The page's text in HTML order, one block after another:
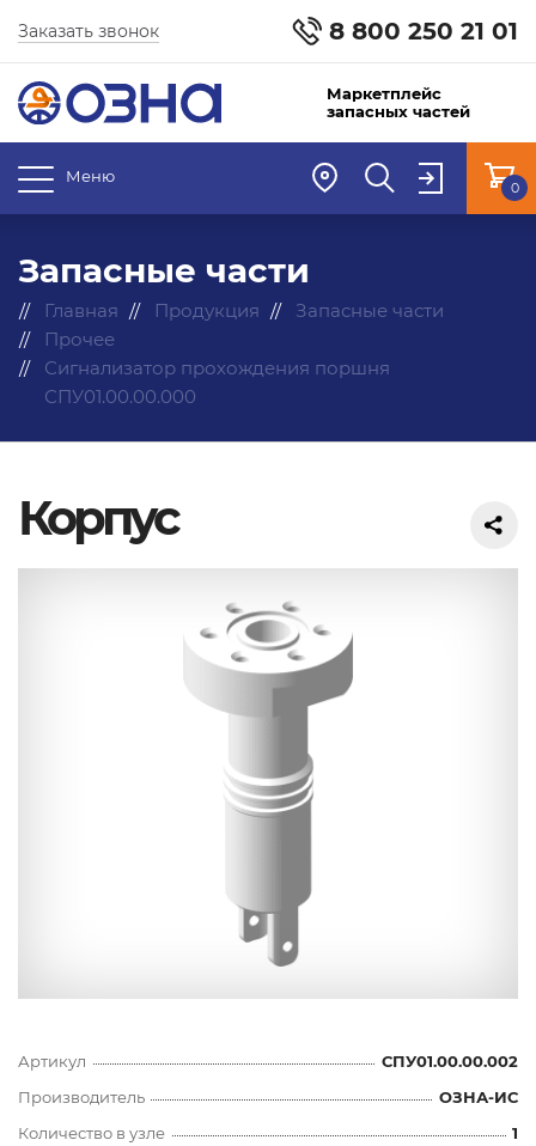
8 800 250 21 01
Заказать звонок
Маркетплейс
запасных частей
Меню
0
Запасные части
Главная Продукция
Запасные части
Прочее
Сигнализатор прохождения поршня
СПУ01.00.00.000
Корпус
Артикул
СПУ01.00.00.002
Производитель
ОЗНА-ИС
Количество в узле
1